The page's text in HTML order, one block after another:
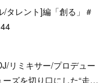
/タレント]編「創る」＃
リミキサー/プロデュー
ズを切り口にした“走…